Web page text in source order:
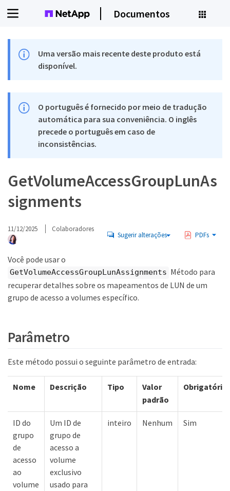
Documentos
Uma versão mais recente deste produto está
disponível.
O português é fornecido por meio de tradução
automática para sua conveniência. O inglês
precede o português em caso de
inconsistências.
GetVolumeAccessGroupLunAs
signments
11/12/2025 Colaboradores
Sugerir alterações PDFs
Você pode usar o
GetVolumeAccessGroupLunAssignments Método para
recuperar detalhes sobre os mapeamentos de LUN de um
grupo de acesso a volumes específico.
Parâmetro
Este método possui o seguinte parâmetro de entrada:
Nome Descrição Tipo
Valor
padrão
Obrigatório
ID do
grupo
de
acesso
ao
volume
Um ID de
grupo de
acesso a
volume
exclusivo
usado para
inteiro Nenhum Sim